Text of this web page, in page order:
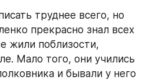
труднее всего, но
прекрасно знал всех
жили поблизости,
Мало того, они учились
и бывали у него